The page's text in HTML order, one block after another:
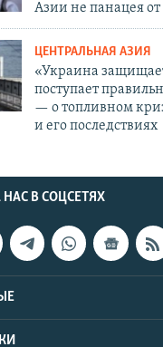
Азии не панацея
ЦЕНТРАЛЬНАЯ АЗИЯ
«Украина
поступает
— о топливном
и его последствиях
В СОЦСЕТЯХ